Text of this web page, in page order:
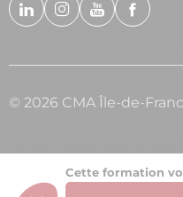
© 2026 CMA Île-de-
Cette formation